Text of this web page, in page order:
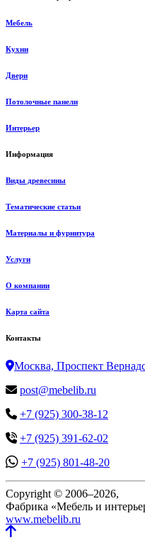
Мебель
Кухни
Двери
Потолочные панели
Интерьер
Информация
Виды древесины
Тематические статьи
Материалы и фурнитура
Услуги
О компании
Карта сайта
Контакты
Москва, Проспект
post@mebelib.ru
+7 (925) 300-38-12
+7 (925) 391-62-02
+7 (925) 801-48-20
Copyright © 2006–2026,
Фабрика «Мебель и
www.mebelib.ru